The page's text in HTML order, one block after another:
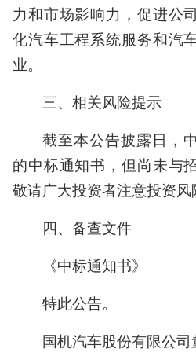
力和市场影响力，促进公
化汽车工程系统服务和汽
业。
三、相关风险提示
截至本公告披露日，
的中标通知书，但尚未与
敬请广大投资者注意投资风
四、备查文件
《中标通知书》
特此公告。
国机汽车股份有限公司